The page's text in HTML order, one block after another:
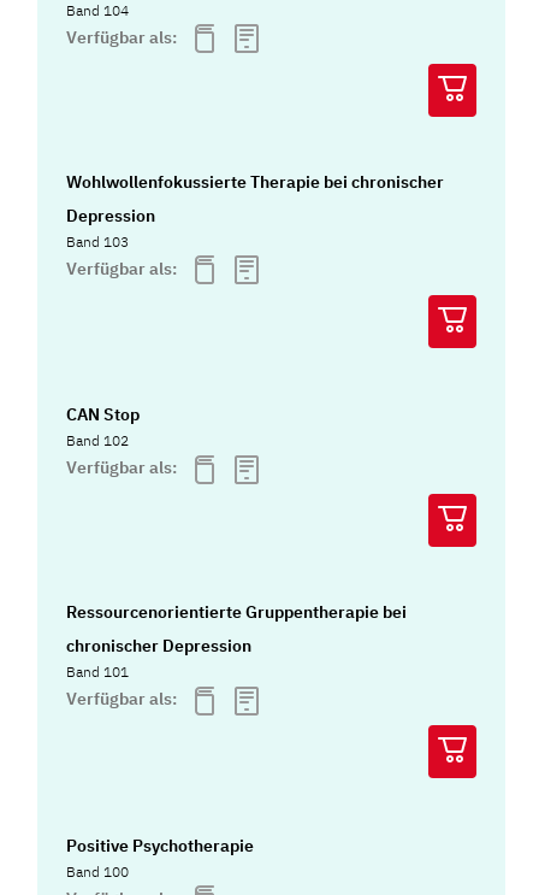
Band 104
Verfügbar als:
Wohlwollenfokussierte Therapie bei chronischer
Depression
Band 103
Verfügbar als:
CAN Stop
Band 102
Verfügbar als:
Ressourcenorientierte Gruppentherapie bei
chronischer Depression
Band 101
Verfügbar als:
Positive Psychotherapie
Band 100